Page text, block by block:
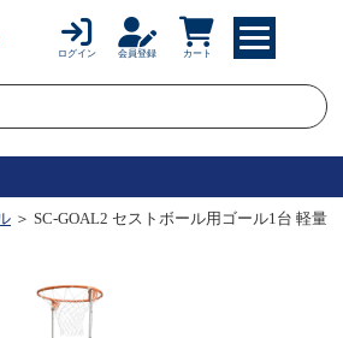
ログイン 会員登録 カート
＞ SC-GOAL2 セストボール用ゴール1台 軽量